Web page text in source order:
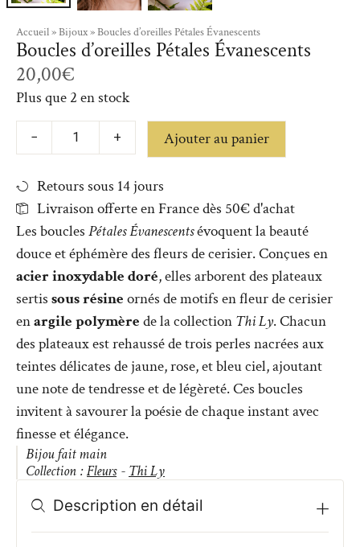
Accueil»Bijoux»Boucles d’oreilles Pétales Évanescents
Boucles d’oreilles Pétales Évanescents
20,00€
Plus que 2 en stock
− + Ajouter au panier
Retours sous 14 jours
Livraison offerte en France dès 50€ d'achat
Les boucles Pétales Évanescentsévoquent la beauté
douce et éphémère des fleurs de cerisier. Conçues en
acier inoxydable doré, elles arborent des plateaux
sertis sous résine ornés de motifs en fleur de cerisier
enargile polymère de la collection Thi Ly. Chacun
des plateaux est rehaussé de trois perles nacrées aux
teintes délicates de jaune, rose, et bleu ciel, ajoutant
une note de tendresse et de légèreté. Ces boucles
invitent à savourer la poésie de chaque instant avec
finesse et élégance.
Bijou fait main
Collection :Fleurs - Thi Ly
Description en détail